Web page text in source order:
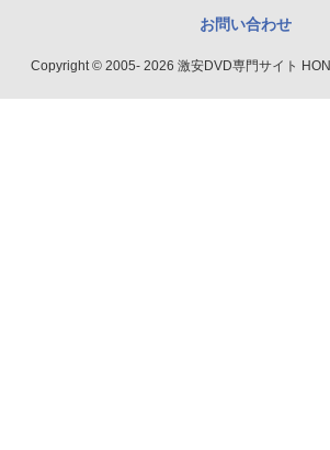
お問い合わせ
Copyright © 2005- 2026 激安DVD専門サイト